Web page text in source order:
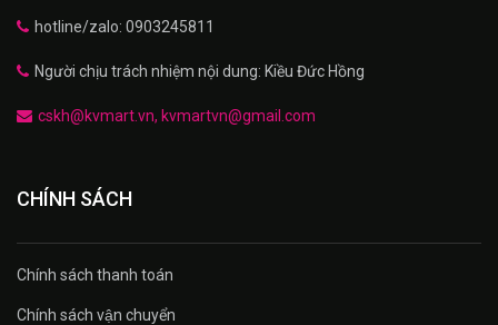
hotline/zalo: 0903245811
Người chịu trách nhiệm nội dung: Kiều Đức Hồng
cskh@kvmart.vn, kvmartvn@gmail.com
CHÍNH SÁCH
Chính sách thanh toán
Chính sách vận chuyển